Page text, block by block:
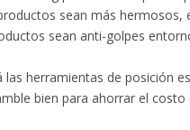
sean más
sean anti-golpes
las herramientas de posición
bien para ahorrar el